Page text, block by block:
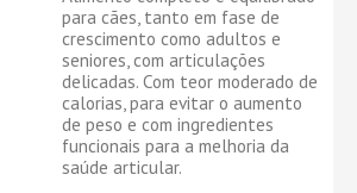
para cães, tanto em fase de
crescimento como adultos e
seniores, com articulações
delicadas. Com teor moderado de
calorias, para evitar o aumento
de peso e com ingredientes
funcionais para a melhoria da
saúde articular.